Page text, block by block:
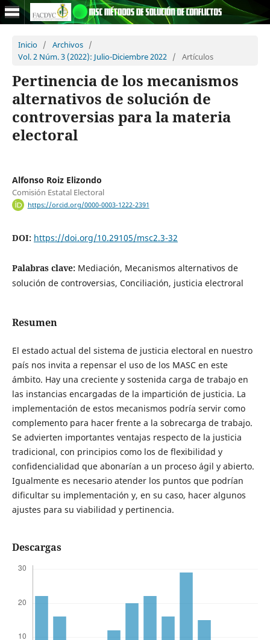
Inicio / Archivos /
Vol. 2 Núm. 3 (2022): Julio-Diciembre 2022 / Artículos
Pertinencia de los mecanismos
alternativos de solución de
controversias para la materia
electoral
Alfonso Roiz Elizondo
Comisión Estatal Electoral
https://orcid.org/0000-0003-1222-2391
DOI: https://doi.org/10.29105/msc2.3-32
Palabras clave: Mediación, Mecanismos alternativos de
solución de controversias, Conciliación, justicia electroral
Resumen
El estado actual del sistema de justicia electoral en nuestro
país nos invita a repensar el uso de los MASC en este
ámbito. Hay una creciente y sostenida carga de trabajo en
las instancias encargadas de la impartición de justicia. La
implementación de estos mecanismos podría servir como
complemento para hacer frente a la sobrecarga de trabajo.
Se advierten importantes ventajas respecto de la justicia
tradicional, con principios como los de flexibilidad y
confidencialidad que abonarían a un proceso ágil y abierto.
Igualmente es necesario atender los puntos que podrían
dificultar su implementación y, en su caso, hacer algunos
ajustes para su viabilidad y pertinencia.
Descargas